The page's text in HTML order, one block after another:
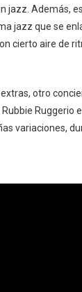
jazz. Además,
jazz que se
cierto aire de
otro
Ruggerio
variaciones,